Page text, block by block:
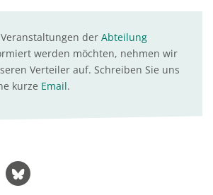
der Abteilung
werden möchten, nehmen wir
Verteiler auf. Schreiben Sie uns
kurze Email.